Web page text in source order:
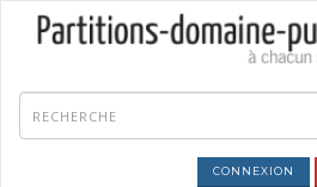
CONNEXION